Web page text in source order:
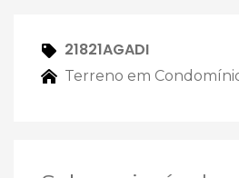
21821AGADI
Terreno em